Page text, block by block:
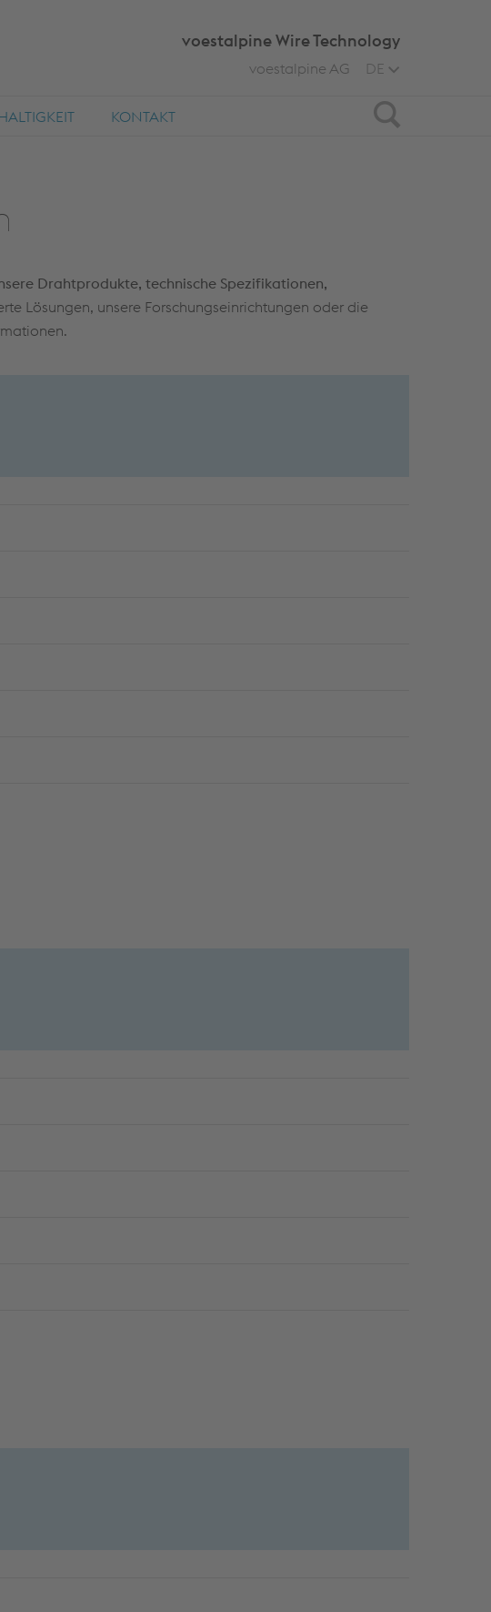
Search
voestalpine Wire Technology
DE
voestalpine AG
KONTAKT
Drahtprodukte, technische Spezifikationen,
Lösungen, unsere Forschungseinrichtungen oder die